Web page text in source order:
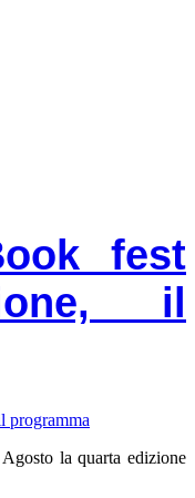
fest
il
la quarta edizione